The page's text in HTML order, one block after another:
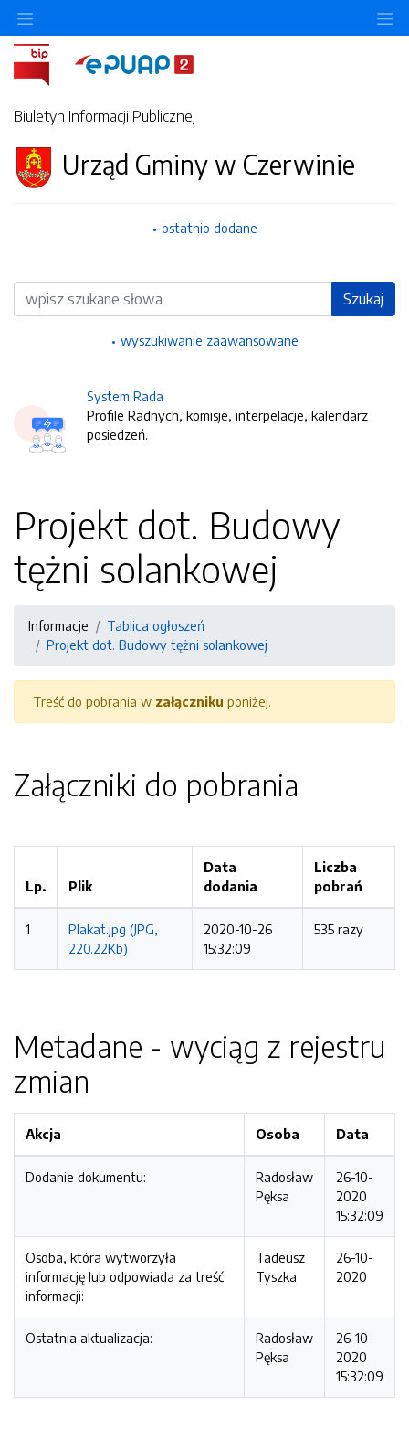
Biuletyn Informacji Publicznej
Urząd Gminy w Czerwinie
ostatnio dodane
Wyszukiwarka Szukaj
wyszukiwanie zaawansowane
System Rada
Profile Radnych, komisje, interpelacje, kalendarz
posiedzeń.
Projekt dot. Budowy
tężni solankowej
Informacje
Tablica ogłoszeń
Projekt dot. Budowy tężni solankowej
Treść do pobrania w załączniku poniżej.
Załączniki do pobrania
Lp. Plik
Data
dodania
Liczba
pobrań
1
Plakat.jpg (JPG,
220.22Kb)
2020-10-26
15:32:09
535 razy
Metadane - wyciąg z rejestru
zmian
Akcja Osoba Data
Dodanie dokumentu:
Radosław
Pęksa
26-10-
2020
15:32:09
Osoba, która wytworzyła
informację lub odpowiada za treść
informacji:
Tadeusz
Tyszka
26-10-
2020
Ostatnia aktualizacja:
Radosław
Pęksa
26-10-
2020
15:32:09